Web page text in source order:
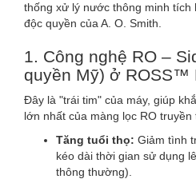
thống xử lý nước thông minh tích
độc quyền của A. O. Smith.
1. Công nghệ RO –
quyền Mỹ) ở ROSS™
Đây là "trái tim" của máy, giúp
lớn nhất của màng lọc RO truyền
Tăng tuổi thọ: Giảm tình
kéo dài thời gian sử dụng
thông thường).